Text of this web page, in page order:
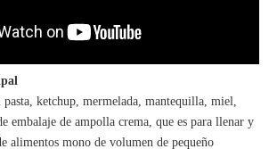
pasta, ketchup, mermelada, mantequilla, miel,
embalaje de ampolla crema, que es para llenar y
alimentos mono de volumen de pequeño